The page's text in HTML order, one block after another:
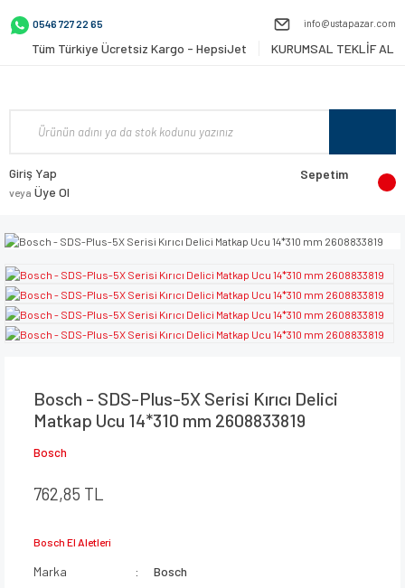
0546 727 22 65 info@ustapazar.com
Tüm Türkiye Ücretsiz Kargo - HepsiJet KURUMSAL TEKLİF AL
Giriş Yap
veya Üye Ol
Sepetim
Bosch - SDS-Plus-5X Serisi Kırıcı Delici
Matkap Ucu 14*310 mm 2608833819
Bosch
762,85 TL
Bosch El Aletleri
Marka
Bosch